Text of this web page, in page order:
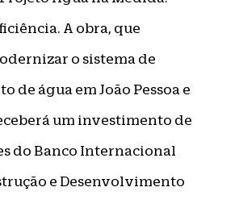
A obra, que
o sistema de
de água em João Pessoa e
um investimento de
do Banco Internacional
e Desenvolvimento